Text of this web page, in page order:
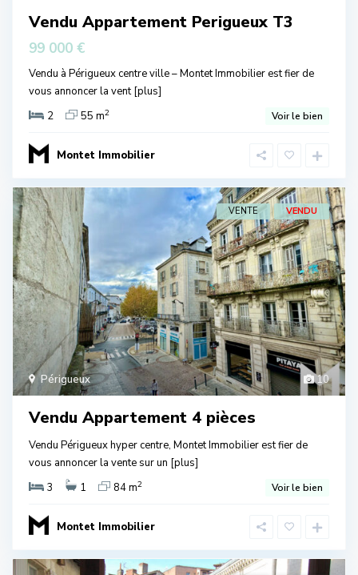
Vendu Appartement Perigueux T3
99 000 €
Vendu à Périgueux centre ville – Montet Immobilier est fier de
vous annoncer la vent[plus]
2
55 m2 Voir le bien
Montet Immobilier
10
Périgueux
VENTE VENDU
Vendu Appartement 4 pièces
Vendu Périgueux hyper centre, Montet Immobilier est fier de
vous annoncer la vente sur un [plus]
3
1 84 m2 Voir le bien
Montet Immobilier